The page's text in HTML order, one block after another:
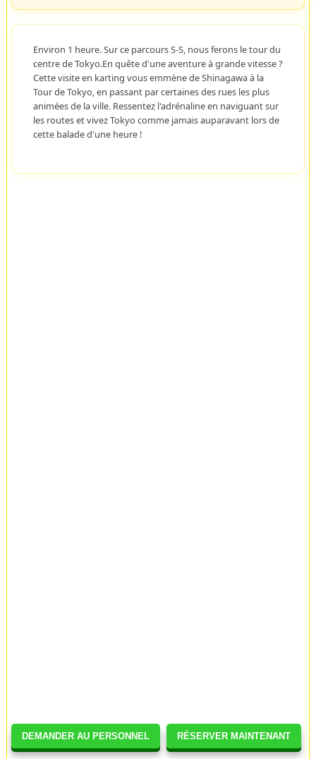
DEMANDER AU PERSONNEL RÉSERVER MAINTENANT
Environ 1 heure. Sur ce parcours S-S, nous ferons le tour du
centre de Tokyo.En quête d'une aventure à grande vitesse ?
Cette visite en karting vous emmène de Shinagawa à la
Tour de Tokyo, en passant par certaines des rues les plus
animées de la ville. Ressentez l'adrénaline en naviguant sur
les routes et vivez Tokyo comme jamais auparavant lors de
cette balade d'une heure !